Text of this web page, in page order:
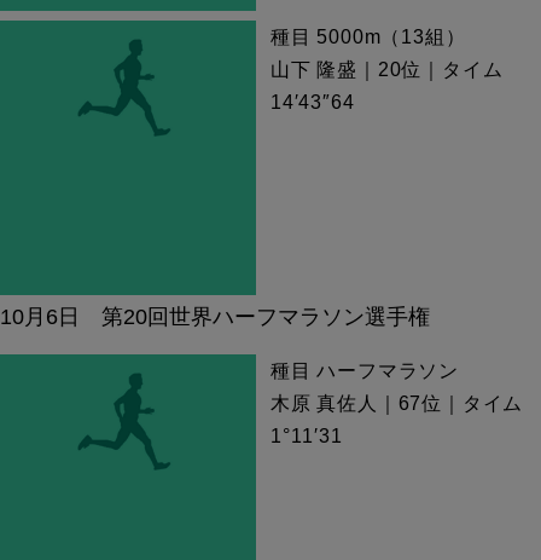
種目 5000m（13組）
山下 隆盛｜20位｜タイム
14′43″64
10月6日 第20回世界ハーフマラソン選手権
種目 ハーフマラソン
木原 真佐人｜67位｜タイム
1°11′31